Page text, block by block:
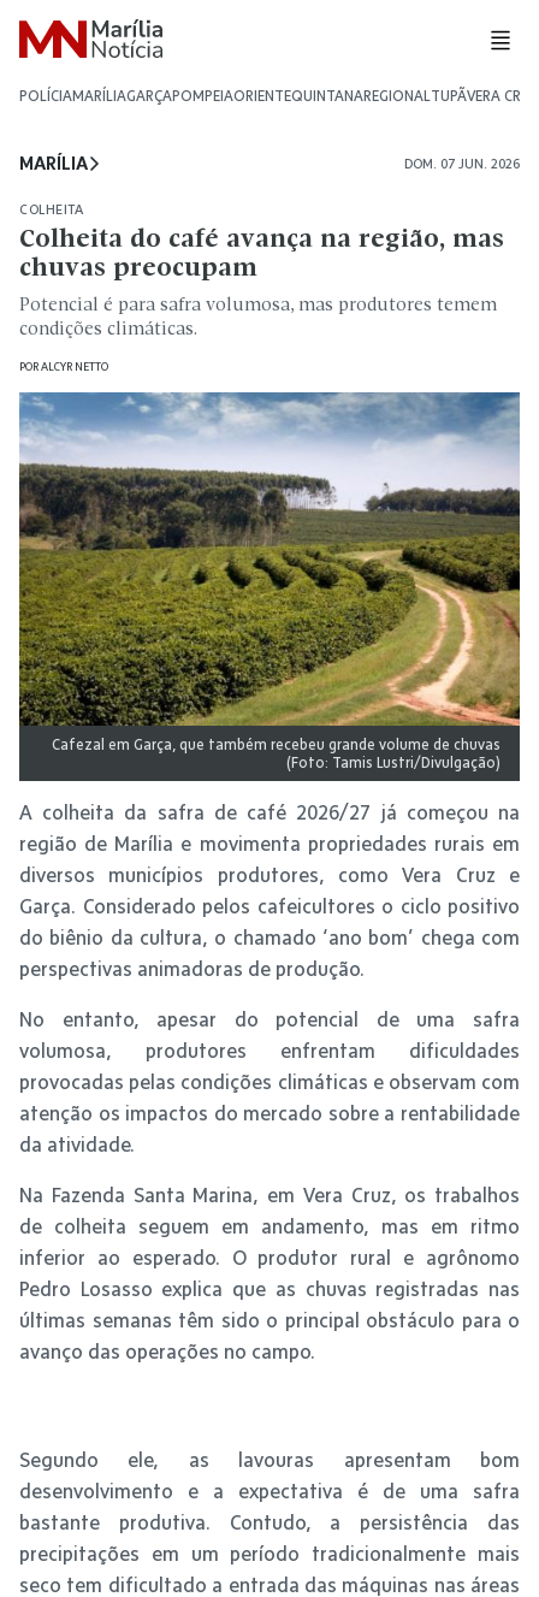
POLÍCIAMARÍLIAGARÇAPOMPEIAORIENTEQUINTANAREGIONALTUPÃVERA CRUZ
MARÍLIA DOM. 07 JUN. 2026
COLHEITA
Colheita do café avança na região, mas
chuvas preocupam
Potencial é para safra volumosa, mas produtores temem
condições climáticas.
PORALCYR NETTO
Cafezal em Garça, que também recebeu grande volume de chuvas
(Foto: Tamis Lustri/Divulgação)
A colheita da safra de café 2026/27 já começou na
região de Marília e movimenta propriedades rurais em
diversos municípios produtores, como Vera Cruz e
Garça. Considerado pelos cafeicultores o ciclo positivo
do biênio da cultura, o chamado ‘ano bom’ chega com
perspectivas animadoras de produção.
No entanto, apesar do potencial de uma safra
volumosa, produtores enfrentam dificuldades
provocadas pelas condições climáticas e observam com
atenção os impactos do mercado sobre a rentabilidade
da atividade.
Na Fazenda Santa Marina, em Vera Cruz, os trabalhos
de colheita seguem em andamento, mas em ritmo
inferior ao esperado. O produtor rural e agrônomo
Pedro Losasso explica que as chuvas registradas nas
últimas semanas têm sido o principal obstáculo para o
avanço das operações no campo.
Segundo ele, as lavouras apresentam bom
desenvolvimento e a expectativa é de uma safra
bastante produtiva. Contudo, a persistência das
precipitações em um período tradicionalmente mais
seco tem dificultado a entrada das máquinas nas áreas